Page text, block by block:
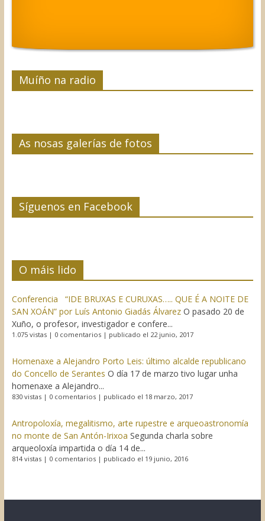
Muíño na radio
As nosas galerías de fotos
Síguenos en Facebook
O máis lido
Conferencia “IDE BRUXAS E CURUXAS….. QUE É A NOITE DE
SAN XOÁN” por Luís Antonio Giadás Álvarez O pasado 20 de
Xuño, o profesor, investigador e confere...
1.075 vistas| 0 comentarios| publicado el 22 junio, 2017
Homenaxe a Alejandro Porto Leis: último alcalde republicano
do Concello de Serantes O día 17 de marzo tivo lugar unha
homenaxe a Alejandro...
830 vistas| 0 comentarios| publicado el 18 marzo, 2017
Antropoloxía, megalitismo, arte rupestre e arqueoastronomía
no monte de San Antón-Irixoa Segunda charla sobre
arqueoloxía impartida o día 14 de...
814 vistas| 0 comentarios| publicado el 19 junio, 2016